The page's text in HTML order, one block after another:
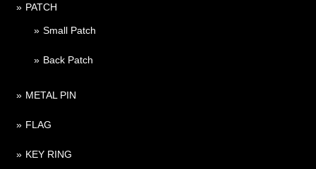
PATCH
Small Patch
Back Patch
METAL PIN
FLAG
KEY RING